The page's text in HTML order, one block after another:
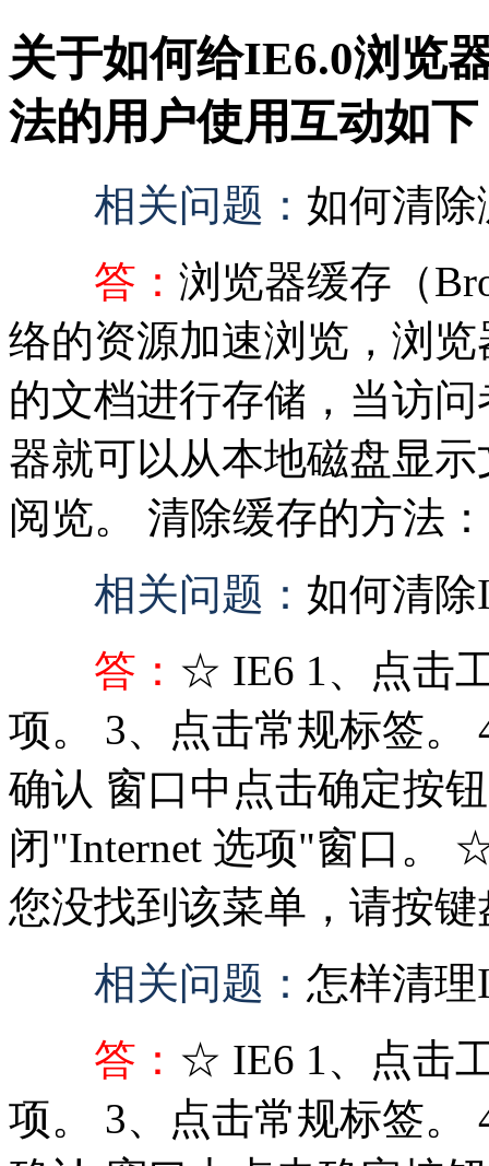
关于如何给IE6.0浏览
法的用户使用互动如下
相关问题： 如何清
答： 浏览器缓存（
络的资源加速浏览，浏
的文档进行存储，当访
器就可以从本地磁盘显
阅览。 清除缓存的方法
相关问题： 如何清
答： ☆ IE6 1、点击
项。 3、点击常规标签。
确认 窗口中点击确定按
闭"Internet 选项"窗口。
您没找到该菜单，请按
相关问题： 怎样清理
答： ☆ IE6 1、点击
项。 3、点击常规标签。